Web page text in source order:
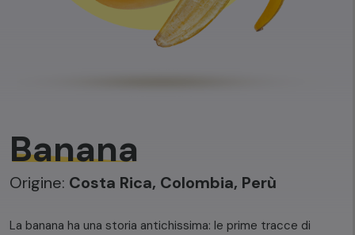
Banana
Origine: Costa Rica, Colombia, Perù
La banana ha una storia antichissima: le prime tracce di